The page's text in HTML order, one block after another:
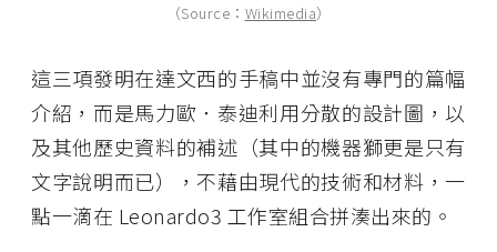
（Source： Wikimedia）
這三項發明在達文西的手稿中並沒有專門的篇幅
介紹，而是馬力歐．泰迪利用分散的設計圖，以
及其他歷史資料的補述（其中的機器獅更是只有
文字說明而已），不藉由現代的技術和材料，一
點一滴在 Leonardo3 工作室組合拼湊出來的。